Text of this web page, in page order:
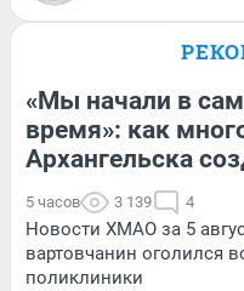
«Мы начали в
время»: как
Архангельска
5 часов 3 139 4
Новости ХМАО за 5
вартовчанин оголился
поликлиники